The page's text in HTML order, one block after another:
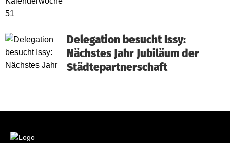
Delegation besucht Issy:
Nächstes Jahr Jubiläum der
Städtepartnerschaft